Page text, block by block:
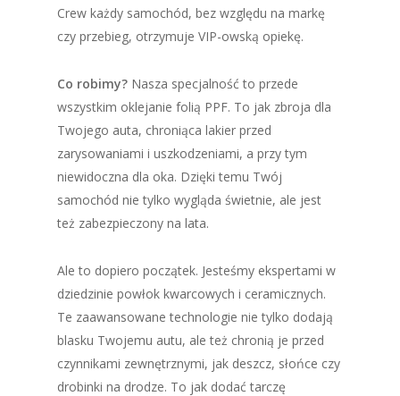
Crew każdy samochód, bez względu na markę
czy przebieg, otrzymuje VIP-owską opiekę.
Co robimy? Nasza specjalność to przede
wszystkim oklejanie folią PPF. To jak zbroja dla
Twojego auta, chroniąca lakier przed
zarysowaniami i uszkodzeniami, a przy tym
niewidoczna dla oka. Dzięki temu Twój
samochód nie tylko wygląda świetnie, ale jest
też zabezpieczony na lata.
Ale to dopiero początek. Jesteśmy ekspertami w
dziedzinie powłok kwarcowych i ceramicznych.
Te zaawansowane technologie nie tylko dodają
blasku Twojemu autu, ale też chronią je przed
czynnikami zewnętrznymi, jak deszcz, słońce czy
drobinki na drodze. To jak dodać tarczę